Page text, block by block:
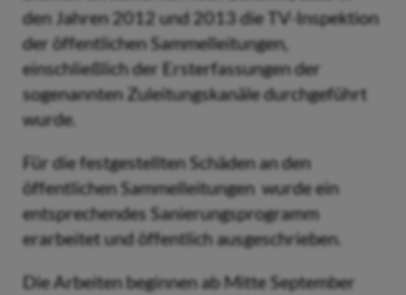
den Jahren 2012 und 2013 die TV-Inspektion
der öffentlichen Sammelleitungen,
einschließlich der Ersterfassungen der
sogenannten Zuleitungskanäle durchgeführt
wurde.
Für die festgestellten Schäden an den
öffentlichen Sammelleitungen wurde ein
entsprechendes Sanierungsprogramm
erarbeitet und öffentlich ausgeschrieben.
Die Arbeiten beginnen ab Mitte September